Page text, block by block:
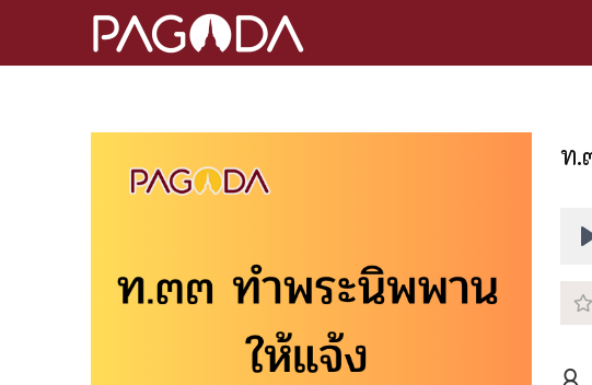
ท.